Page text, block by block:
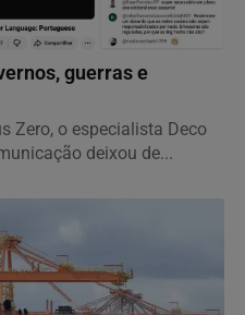
guerras e
Zero, o especialista Deco
deixou de...